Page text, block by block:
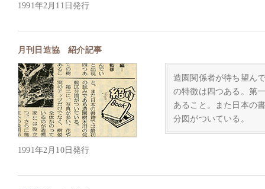
1991年2月11日発行
月刊日造協 紹介記事
1991年2月10日発行
造園関係者が待ち望ん
の特徴は四つある。第
あること。また日本の
分図がついている。